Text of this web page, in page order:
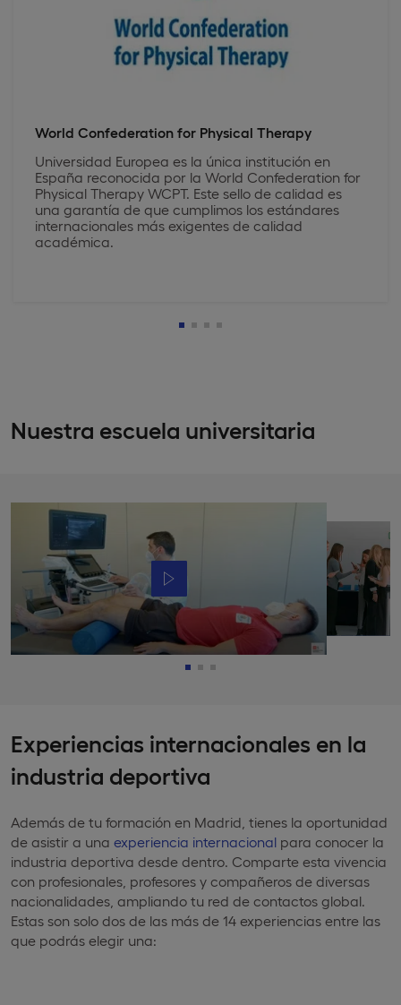
World Confederation for Physical Therapy
Universidad Europea es la única institución en
España reconocida por la World Confederation for
Physical Therapy WCPT. Este sello de calidad es
una garantía de que cumplimos los estándares
internacionales más exigentes de calidad
académica.
Nuestra escuela universitaria
Experiencias internacionales en la
industria deportiva
Además de tu formación en Madrid, tienes la oportunidad
de asistir a una experiencia internacional para conocer la
industria deportiva desde dentro. Comparte esta vivencia
con profesionales, profesores y compañeros de diversas
nacionalidades, ampliando tu red de contactos global.
Estas son solo dos de las más de 14 experiencias entre las
que podrás elegir una: